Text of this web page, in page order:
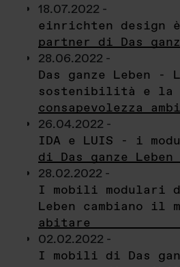
18.07.2022 -
einrichten design
partner di Das
28.06.2022 -
Das ganze Leben -
sostenibilità e la
consapevolezza
26.04.2022 -
IDA e LUIS - i
di Das ganze Leben
28.02.2022 -
I mobili modulari
Leben cambiano il
abitare
02.02.2022 -
I mobili di Das